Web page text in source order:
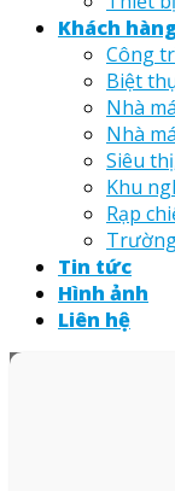
Khách
Công
Biệt
Nhà
Nhà
Siêu
Khu
Rạp
Tin tức
Hình ảnh
Liên hệ